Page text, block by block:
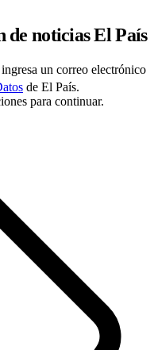
de noticias El País
un correo electrónico
de El País.
para continuar.